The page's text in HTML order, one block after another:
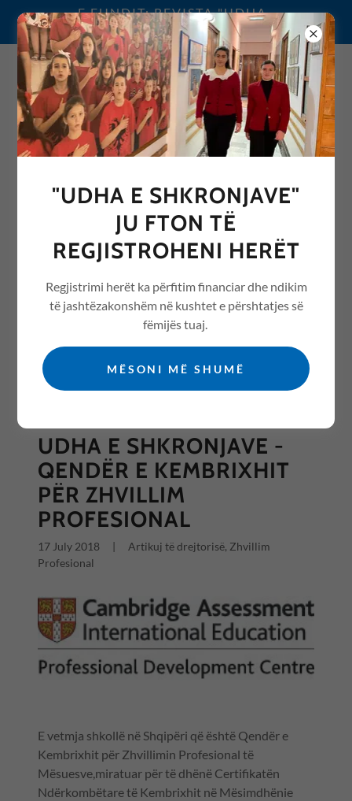
E FUNDIT: REVISTA "UDHA
E SHKRONJAVE" 2026
0692076068
REVISTA "UDHA E
SHKRONJAVE" ME ARTIKUJ
NGA ARSIMI /EDUCATION
All Posts
UDHA E SHKRONJAVE -
QENDËR E KEMBRIXHIT
PËR ZHVILLIM
PROFESIONAL
17 July 2018
Artikuj të drejtorisë, Zhvillim
Profesional
E vetmja shkollë në Shqipëri që është Qendër e
Kembrixhit për Zhvillimin Profesional të
Mësuesve,miratuar për të dhënë Certifikatën
Ndërkombëtare të Kembrixhit në Mësimdhënie
"UDHA E SHKRONJAVE"
JU FTON TË
REGJISTROHENI HERËT
Regjistrimi herët ka përfitim financiar dhe ndikim
të jashtëzakonshëm në kushtet e përshtatjes së
fëmijës tuaj.
MËSONI MË SHUMË